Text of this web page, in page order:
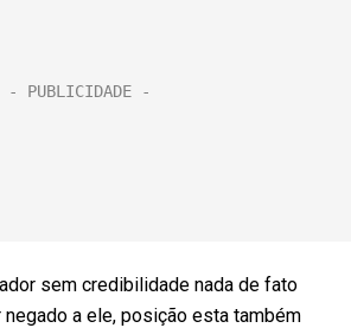
sem credibilidade nada de fato
a ele, posição esta também